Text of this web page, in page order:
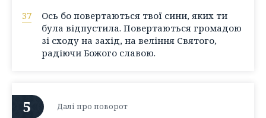
37
Ось бо повертаються твої сини, яких ти
була відпустила. Повертаються громадою
зі сходу на захід, на веління Святого,
радіючи Божого славою.
5 Далі про поворот